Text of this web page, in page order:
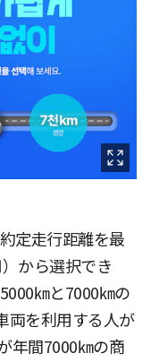
定走行距離を最
から選択でき
㎞と7000㎞の
両を利用する人が
年間7000㎞の商